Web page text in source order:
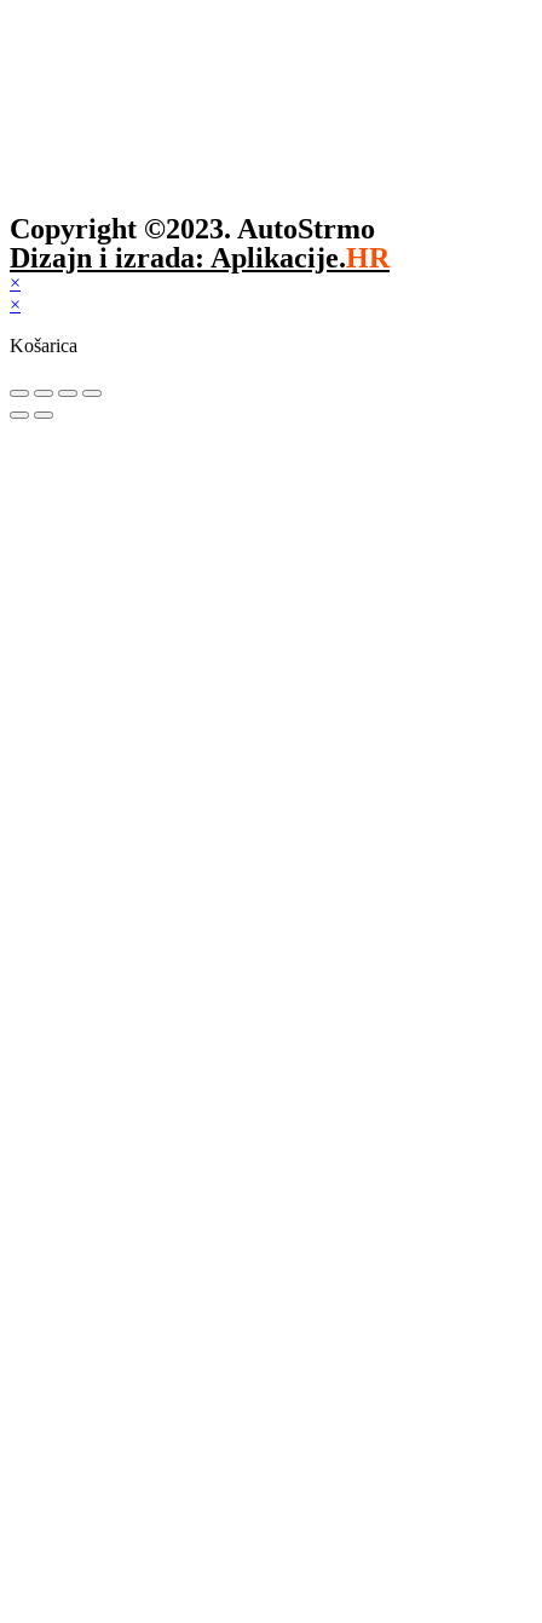
Copyright ©2023. AutoStrmo
Dizajn i izrada: Aplikacije.HR
×
×
Košarica